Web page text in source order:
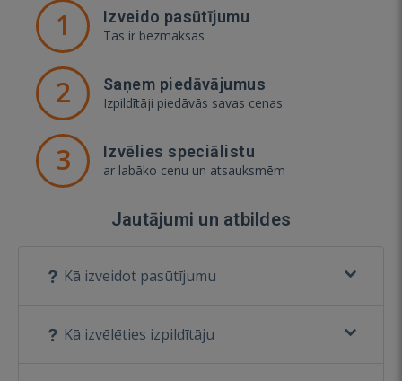
1 Izveido pasūtījumu
Tas ir bezmaksas
2 Saņem piedāvājumus
Izpildītāji piedāvās savas cenas
3 Izvēlies speciālistu
ar labāko cenu un atsauksmēm
Jautājumi un atbildes
Kā izveidot pasūtījumu
Kā izvēlēties izpildītāju